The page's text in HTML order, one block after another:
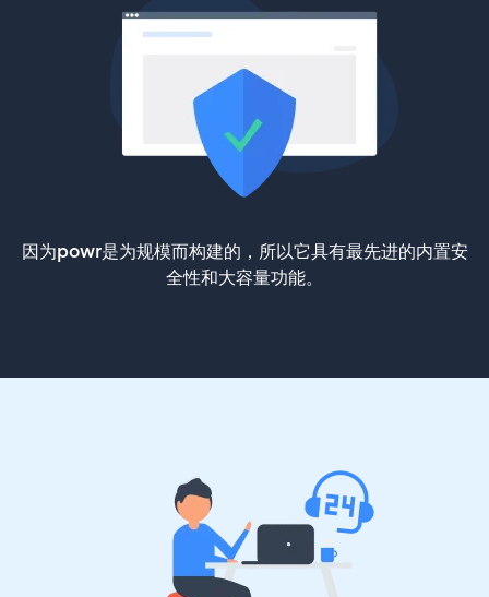
因为powr是为规模而构建的，所以它具有最先进的内置安
全性和大容量功能。